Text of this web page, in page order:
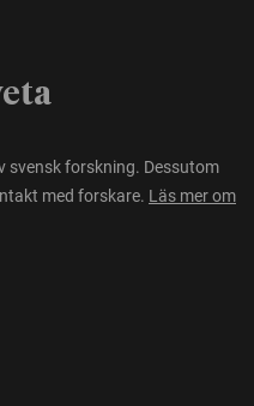
svensk forskning. Dessutom
med forskare. Läs mer om